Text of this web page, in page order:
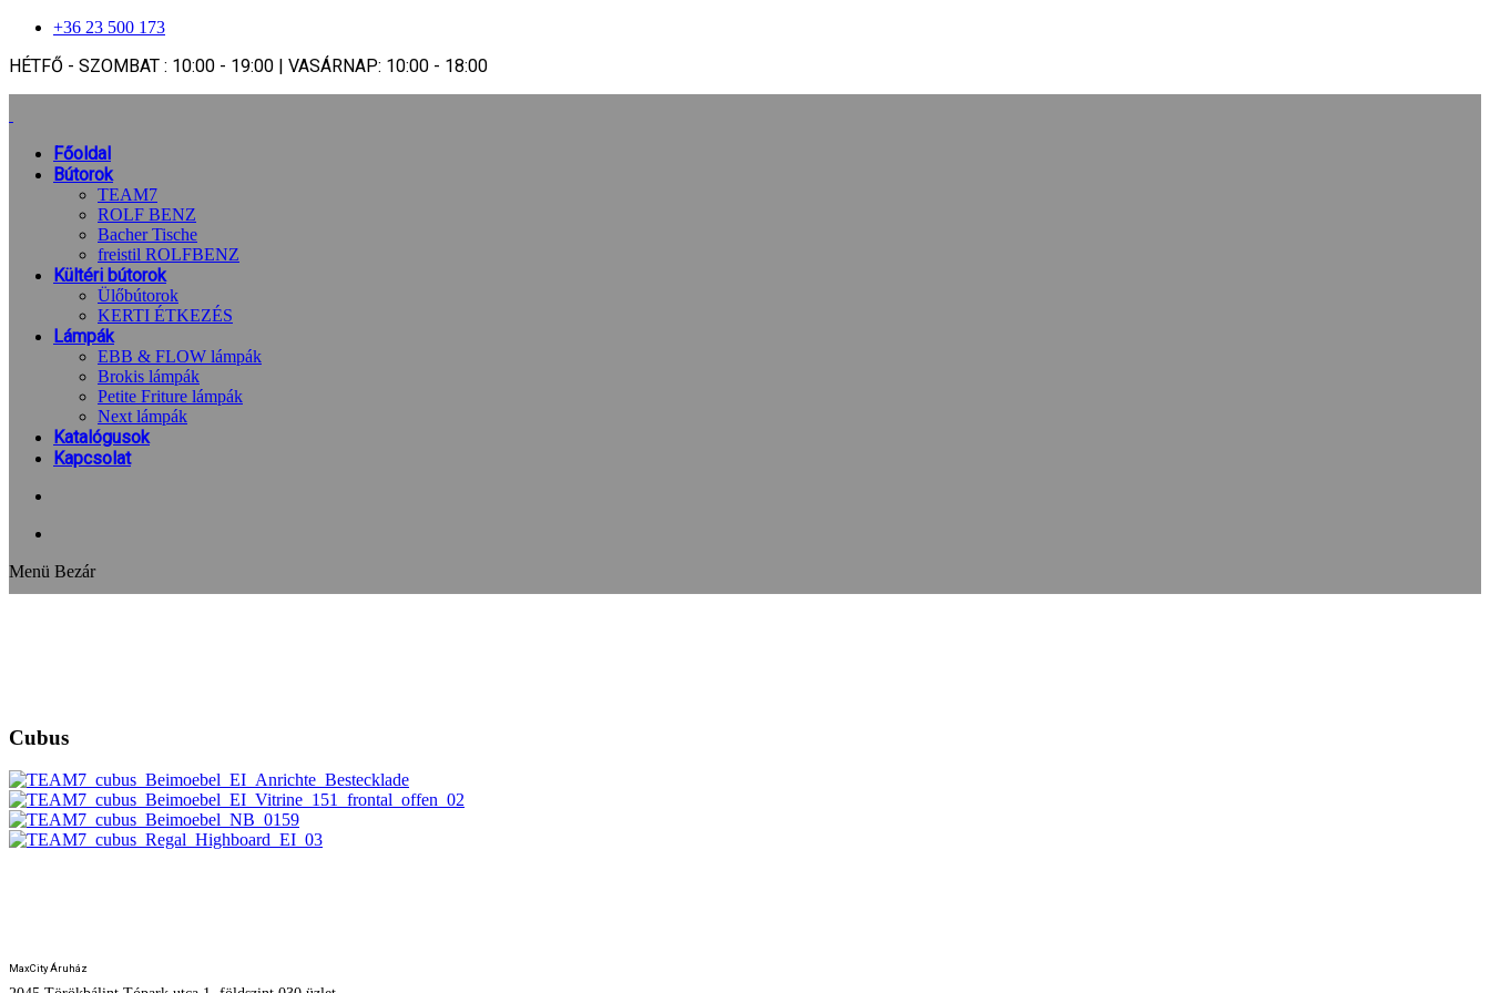
+36 23 500 173
HÉTFŐ - SZOMBAT : 10:00 - 19:00 | VASÁRNAP: 10:00 - 18:00
Főoldal
Bútorok
TEAM7
ROLF BENZ
Bacher Tische
freistil ROLFBENZ
Kültéri bútorok
Ülőbútorok
KERTI ÉTKEZÉS
Lámpák
EBB & FLOW lámpák
Brokis lámpák
Petite Friture lámpák
Next lámpák
Katalógusok
Kapcsolat
Menü Bezár
Cubus
MaxCity Áruház